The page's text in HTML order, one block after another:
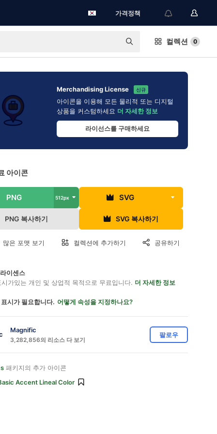
가격정책
컬렉션 0
Merchandising License 신규
아이콘을 이용해 모든 물리적 또는 디지털
상품을 커스텀하세요 더 자세한 정보
라이선스를 구매하세요
아이콘
PNG 512px SVG
PNG 복사하기 SVG 복사하기
많은 포맷 보기 컬렉션에 추가하기 공유하기
이센스
가있는 개인 및 상업적 목적으로 무료입니다. 더 자세한 정보
시가 필요합니다. 어떻게 속성을 지정하나요?
Magnific
3,282,856의 리소스 다 보기
팔로우
패키지의 추가 아이콘
Accent Lineal Color